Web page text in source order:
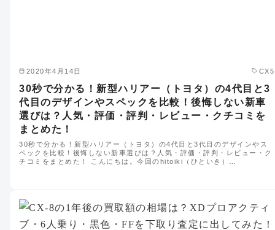
2020年4月14日 CX5
30秒で分かる！新型ハリアー（トヨタ）の4代目と3
代目のデザインやスペックを比較！後悔しない新車
選びは？人気・評価・評判・レビュー・クチコミを
まとめた！
30秒で分かる！新型ハリアー（トヨタ）の4代目と3代目のデザインやス
ペックを比較！後悔しない新車選びは？人気・評価・評判・レビュー・ク
チコミをまとめた！ こんにちは。今回のhitoiki（ひといき）…